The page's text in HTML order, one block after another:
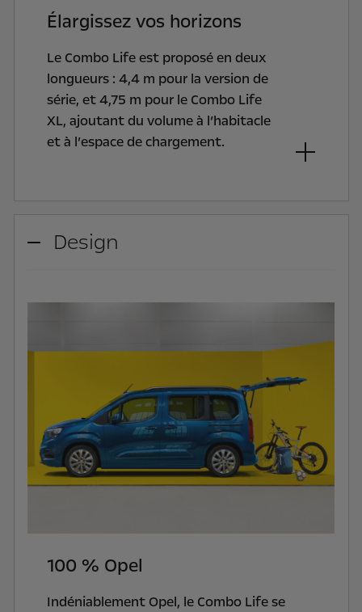
Élargissez vos horizons
Le Combo Life est proposé en deux
longueurs : 4,4 m pour la version de
série, et 4,75 m pour le Combo Life
XL, ajoutant du volume à l’habitacle
et à l’espace de chargement.
Design
100 % Opel
Indéniablement Opel, le Combo Life se